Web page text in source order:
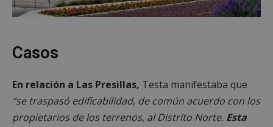
Casos
En relación a Las Presillas, Testa manifestaba que
“se traspasó edificabilidad, de común acuerdo con los
propietarios de los terrenos, al Distrito Norte. Esta